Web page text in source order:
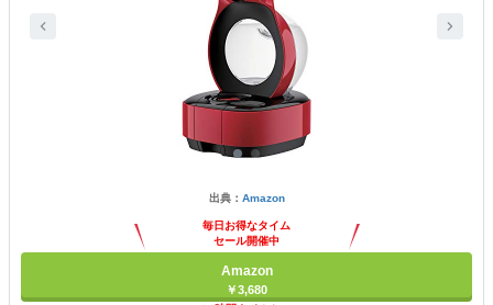
出典： Amazon
毎日お得なタイム
セール開催中
Amazon
￥3,680